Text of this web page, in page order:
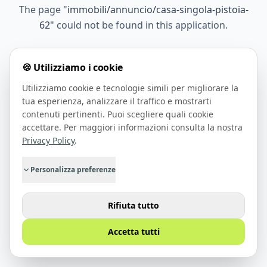
The page "immobili/annuncio/casa-singola-pistoia-
62" could not be found in this application.
Go Home
🍪 Utilizziamo i cookie
Utilizziamo cookie e tecnologie simili per migliorare la
tua esperienza, analizzare il traffico e mostrarti
contenuti pertinenti. Puoi scegliere quali cookie
accettare. Per maggiori informazioni consulta la nostra
Privacy Policy.
Personalizza preferenze
Rifiuta tutto
Accetta tutti